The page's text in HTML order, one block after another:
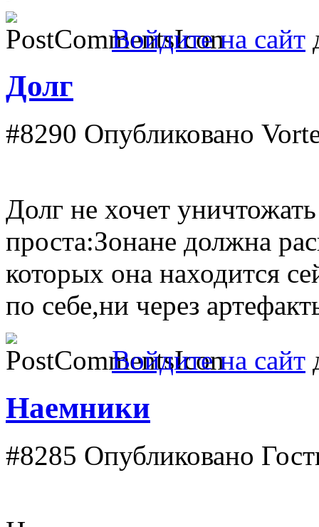
Войдите на сайт
Долг
#8290 Опубликовано
Долг не хочет
проста:Зонане должна
которых она находится
по себе,ни через
Войдите на сайт
Наемники
#8285 Опубликовано